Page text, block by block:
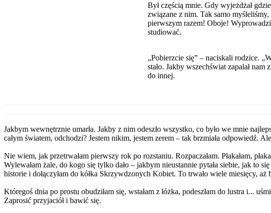
Był częścią mnie. Gdy wyjeżdżał
związane z nim. Tak samo
pierwszym razem! Oboje!
studiować.
„Pobierzcie się” – naciskali rodzice.
stało. Jakby wszechświat zapalał
do innej.
Jakbym wewnętrznie umarła. Jakby z nim odeszło wszystko, co było we mnie
całym światem, odchodzi? Jestem nikim, jestem zerem – tak brzmiała odpowiedź.
Nie wiem, jak przetrwałam pierwszy rok po rozstaniu. Rozpaczałam. Płakałam,
Wylewałam żale, do kogo się tylko dało – jakbym nieustannie pytała siebie, jak to
historie i dołączyłam do kółka Skrzywdzonych Kobiet. To trwało wiele miesięcy, aż
Któregoś dnia po prostu obudziłam się, wstałam z łóżka, podeszłam do lustra i...
Zaprosić przyjaciół i bawić się.